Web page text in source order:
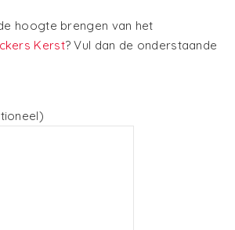
hoogte brengen van het
Kerst? Vul dan de onderstaande